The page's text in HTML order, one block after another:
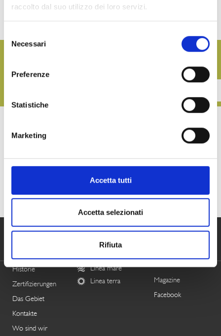
raccolto dal suo utilizzo dei loro servizi.
delNecessari
Preferenze
Statistiche
Marketing
Accetta tutti
Accetta selezionati
Rifiuta
Registrieren Sie sich für unseren Newsletter
Teil es auf soziale Netzwerke mit deinen Freunden
Zum Thema passende Artikel
Finden Sie weitere Artikel in Kategorie
Historie
Zertifizierungen
Das Gebiet
Kontakte
Wo sind wir
NÄHRMITTEL
Linea mare
Linea terra
UNS
Magazine
Facebook